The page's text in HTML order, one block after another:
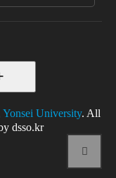
University. All
dsso.kr